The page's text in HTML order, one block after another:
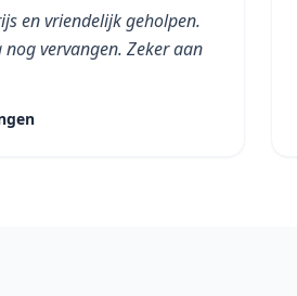
en vriendelijk geholpen.
nog vervangen. Zeker aan